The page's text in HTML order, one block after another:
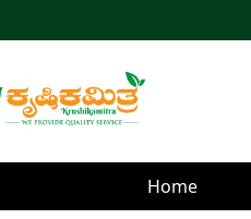
Home